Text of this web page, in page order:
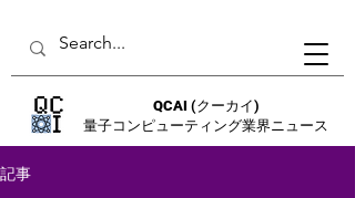
QCAI (クーカイ)
量子コンピューティング業界ニュース
記事